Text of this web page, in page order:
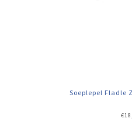
Soeplepel Fladle
€